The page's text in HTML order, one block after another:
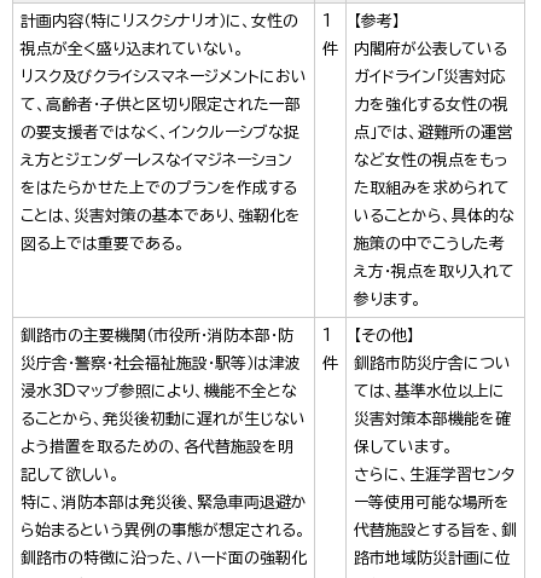
計画内容（特にリスクシナリオ）に、女性の
視点が全く盛り込まれていない。
リスク及びクライシスマネージメントにおい
て、高齢者・子供と区切り限定された一部
の要支援者ではなく、インクルーシブな捉
え方とジェンダーレスなイマジネーション
をはたらかせた上でのプランを作成する
ことは、災害対策の基本であり、強靭化を
図る上では重要である。
1
件
【参考】
内閣府が公表している
ガイドライン「災害対応
力を強化する女性の視
点」では、避難所の運営
など女性の視点をもっ
た取組みを求められて
いることから、具体的な
施策の中でこうした考
え方・視点を取り入れて
参ります。
釧路市の主要機関（市役所・消防本部・防
災庁舎・警察・社会福祉施設・駅等）は津波
浸水3Dマップ参照により、機能不全とな
ることから、発災後初動に遅れが生じない
よう措置を取るための、各代替施設を明
記して欲しい。
特に、消防本部は発災後、緊急車両退避か
ら始まるという異例の事態が想定される。
釧路市の特徴に沿った、ハード面の強靭化
1
件
【その他】
釧路市防災庁舎につい
ては、基準水位以上に
災害対策本部機能を確
保しています。
さらに、生涯学習センタ
ー等使用可能な場所を
代替施設とする旨を、釧
路市地域防災計画に位